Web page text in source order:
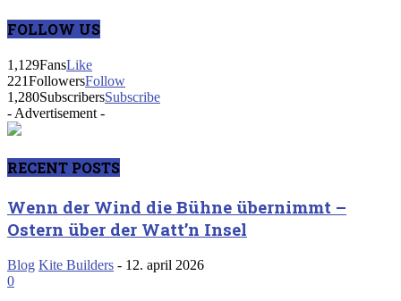
FOLLOW US
1,129FansLike
221FollowersFollow
1,280SubscribersSubscribe
- Advertisement -
RECENT POSTS
Wenn der Wind die Bühne übernimmt –
Ostern über der Watt’n Insel
Blog Kite Builders - 12. april 2026
0